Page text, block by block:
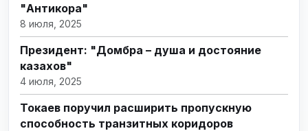
"Антикора"
8 июля, 2025
Президент: "Домбра – душа и достояние
казахов"
4 июля, 2025
Токаев поручил расширить пропускную
способность транзитных коридоров